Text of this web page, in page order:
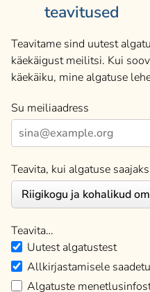
teavitused
Teavitame sind uutest
käekäigust meilitsi. Kui
käekäiku, mine algatuse
Su meiliaadress
Teavita, kui algatuse
Teavita…
Uutest algatustest
Allkirjastamisele
Algatuste